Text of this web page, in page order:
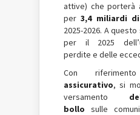
attive) che porterà
per3,4 miliardi
2025-2026. A
per il 2025
perdite e delle
Con
assicurativo, si
versamento
bollo sulle